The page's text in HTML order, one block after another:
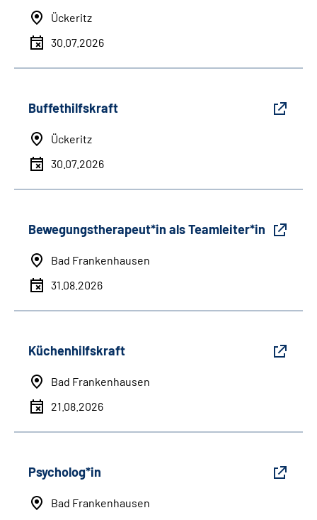
Ückeritz
30.07.2026
Buffethilfskraft
Ückeritz
30.07.2026
Bewegungstherapeut*in als Teamleiter*in
Bad Frankenhausen
31.08.2026
Küchenhilfskraft
Bad Frankenhausen
21.08.2026
Psycholog*in
Bad Frankenhausen